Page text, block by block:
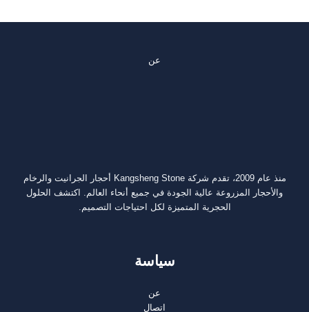
عن
منذ عام 2009، تقدم شركة Kangsheng Stone أحجار الجرانيت والرخام
والأحجار المزروعة عالية الجودة في جميع أنحاء العالم. اكتشف الحلول
الحجرية المتميزة لكل احتياجات التصميم.
سياسة
عن
اتصال